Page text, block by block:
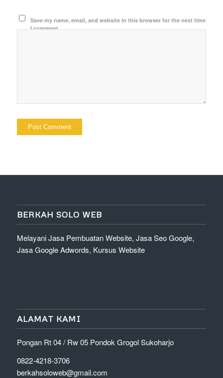
Save my name, email, and website in this browser for the next time
I comment.
BERKAH SOLO WEB
Melayani Jasa Pembuatan Website, Jasa Seo Google,
Jasa Google Adwords, Kursus Website
ALAMAT KAMI
Pongan Rt 04 / Rw 05 Pondok Grogol Sukoharjo
0822-4218-3706
berkahsoloweb@gmail.com